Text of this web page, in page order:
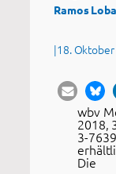
Ramos
|18.
wbv
2018,
3-
Die